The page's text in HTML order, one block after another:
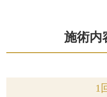
施術内
1